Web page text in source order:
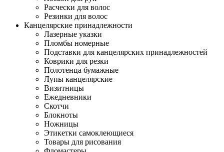
Расчески для волос
Резинки для волос
Канцелярские принадлежности
Лазерные указки
Пломбы номерные
Подставки для канцелярских принадлежностей
Коврики для резки
Полотенца бумажные
Лупы канцелярские
Визитницы
Ежедневники
Скотчи
Блокноты
Ножницы
Этикетки самоклеющиеся
Товары для рисования